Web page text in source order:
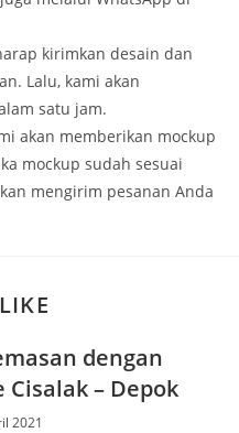
kirimkan desain dan
Lalu, kami akan
satu jam.
akan memberikan mockup
mockup sudah sesuai
mengirim pesanan Anda
dengan
– Depok
2021